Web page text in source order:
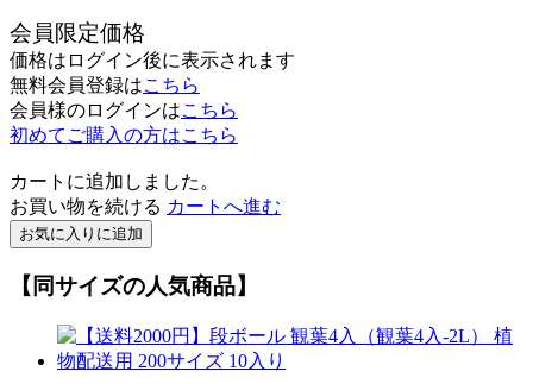
会員限定価格
価格はログイン後に表示されます
無料会員登録はこちら
会員様のログインはこちら
初めてご購入の方はこちら
カートに追加しました。
お買い物を続ける カートへ進む
お気に入りに追加
【同サイズの人気商品】